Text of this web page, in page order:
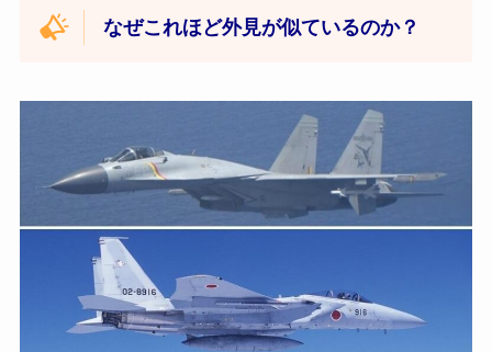
なぜこれほど外見が似ているのか？